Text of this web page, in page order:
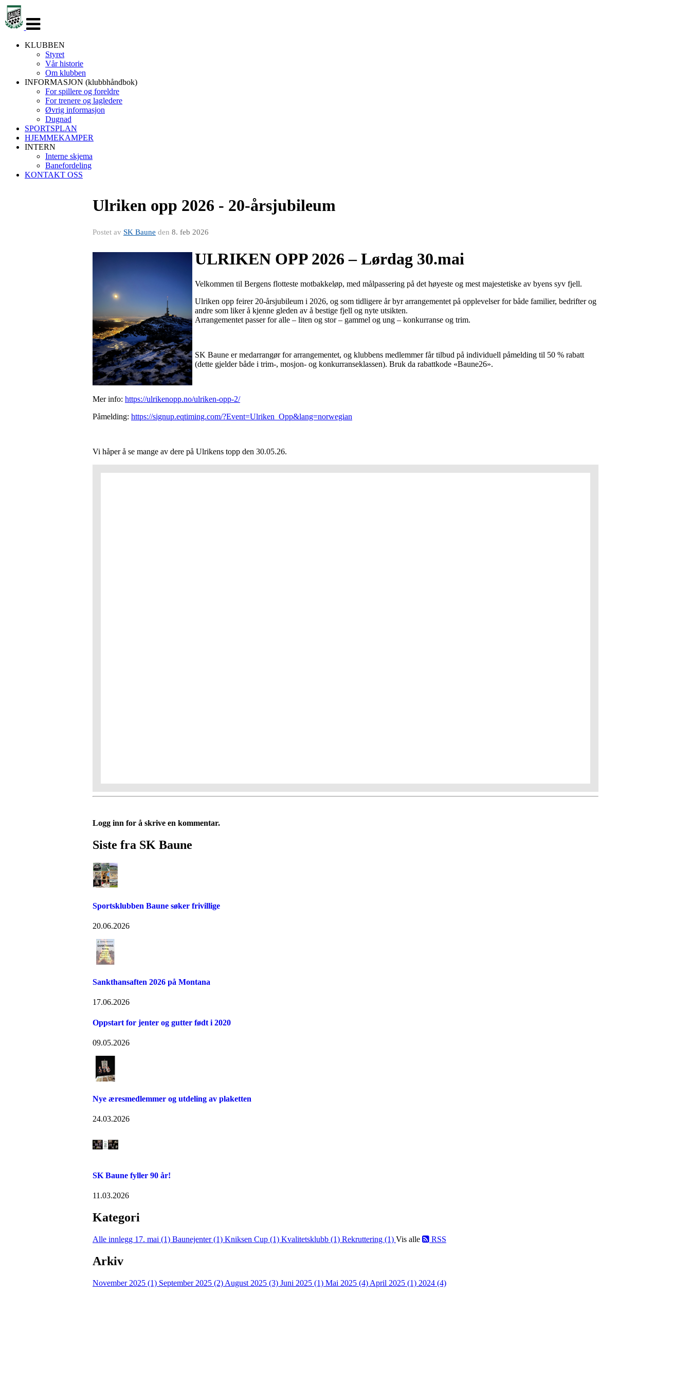
navigasjon
KLUBBEN
Styret
Vår historie
Om klubben
INFORMASJON (klubbhåndbok)
For spillere og foreldre
For trenere og lagledere
Øvrig informasjon
Dugnad
SPORTSPLAN
HJEMMEKAMPER
INTERN
Interne skjema
Banefordeling
KONTAKT OSS
Ulriken opp 2026 - 20-årsjubileum
Postet av SK Baune den 8. feb 2026
ULRIKEN OPP 2026 – Lørdag 30.mai
Velkommen til Bergens flotteste motbakkeløp, med målpassering på det høyeste og mest majestetiske av byens syv fjell.
Ulriken opp feirer 20-årsjubileum i 2026, og som tidligere år byr arrangementet på opplevelser for både familier, bedrifter og
andre som liker å kjenne gleden av å bestige fjell og nyte utsikten.
Arrangementet passer for alle – liten og stor – gammel og ung – konkurranse og trim.
SK Baune er medarrangør for arrangementet, og klubbens medlemmer får tilbud på individuell påmelding til 50 % rabatt
(dette gjelder både i trim-, mosjon- og konkurranseklassen). Bruk da rabattkode «Baune26».
Mer info: https://ulrikenopp.no/ulriken-opp-2/
Påmelding: https://signup.eqtiming.com/?Event=Ulriken_Opp&lang=norwegian
Vi håper å se mange av dere på Ulrikens topp den 30.05.26.
Logg inn for å skrive en kommentar.
Siste fra SK Baune
Sportsklubben Baune søker frivillige
20.06.2026
Sankthansaften 2026 på Montana
17.06.2026
Oppstart for jenter og gutter født i 2020
09.05.2026
Nye æresmedlemmer og utdeling av plaketten
24.03.2026
SK Baune fyller 90 år!
11.03.2026
Kategori
Alle innlegg 17. mai (1) Baunejenter (1) Kniksen Cup (1) Kvalitetsklubb (1) Rekruttering (1) Vis alle RSS
Arkiv
November 2025 (1) September 2025 (2) August 2025 (3) Juni 2025 (1) Mai 2025 (4) April 2025 (1) 2024 (4)